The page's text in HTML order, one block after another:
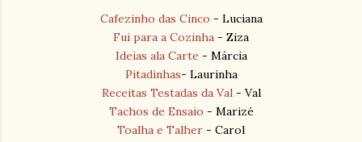
Cafezinho das Cinco - Luciana
Fui para a Cozinha - Ziza
Ideias ala Carte - Márcia
Pitadinhas- Laurinha
Receitas Testadas da Val- Val
Tachos de Ensaio - Marizé
Toalha e Talher - Carol